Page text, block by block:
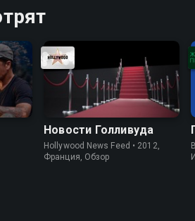
Новости Голливуда
Hollywood News Feed • 2012,
Франция, Обзор